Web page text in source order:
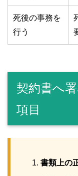
死後の事務を
行う
契約書へ
項目
書類上の